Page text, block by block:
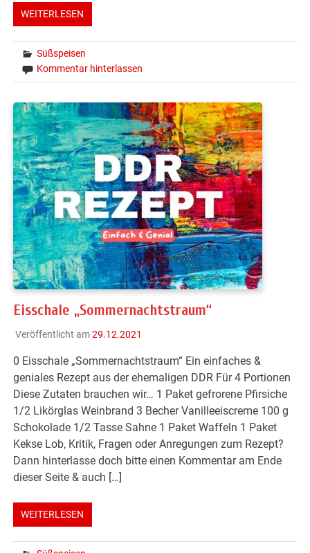
WEITERLESEN
Süßspeisen
Kommentar hinterlassen
Eisschale „Sommernachtstraum“
Veröffentlicht am29.12.2021
0 Eisschale „Sommernachtstraum“ Ein einfaches &
geniales Rezept aus der ehemaligen DDR Für 4 Portionen
Diese Zutaten brauchen wir… 1 Paket gefrorene Pfirsiche
1/2 Likörglas Weinbrand 3 Becher Vanilleeiscreme 100 g
Schokolade 1/2 Tasse Sahne 1 Paket Waffeln 1 Paket
Kekse Lob, Kritik, Fragen oder Anregungen zum Rezept?
Dann hinterlasse doch bitte einen Kommentar am Ende
dieser Seite & auch […]
WEITERLESEN